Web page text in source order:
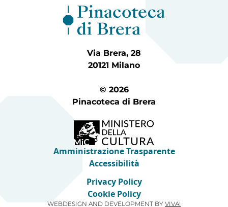
Via Brera, 28
20121 Milano
© 2026
Pinacoteca di Brera
Amministrazione Trasparente
Accessibilità
Privacy Policy
Cookie Policy
WEBDESIGN AND DEVELOPMENT BY VIVA!